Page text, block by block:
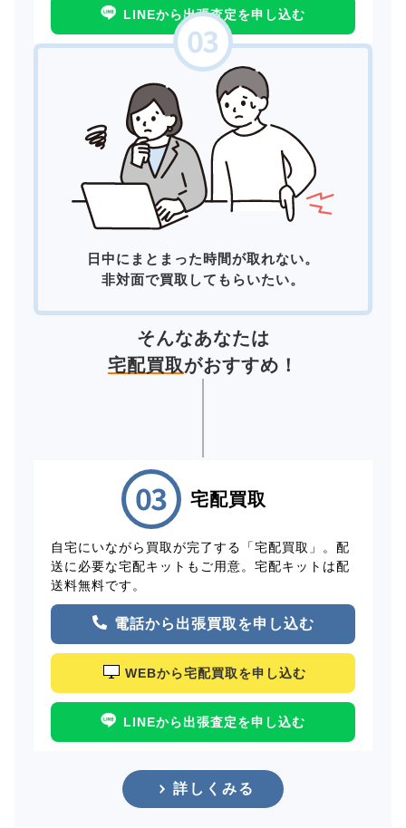
LINEから出張査定を申し込む
日中にまとまった時間が取れない。
非対面で買取してもらいたい。
そんなあなたは
宅配買取がおすすめ！
宅配買取
自宅にいながら買取が完了する「宅配買取」。配
送に必要な宅配キットもご用意。宅配キットは配
送料無料です。
電話から出張買取を申し込む
WEBから宅配買取を申し込む
LINEから出張査定を申し込む
詳しくみる